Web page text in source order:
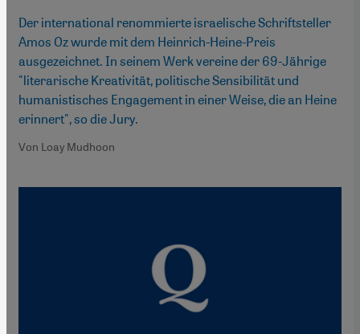
Der international renommierte israelische Schriftsteller
Amos Oz wurde mit dem Heinrich-Heine-Preis
ausgezeichnet. In seinem Werk vereine der 69-Jährige
"literarische Kreativität, politische Sensibilität und
humanistisches Engagement in einer Weise, die an Heine
erinnert", so die Jury.
Von Loay Mudhoon